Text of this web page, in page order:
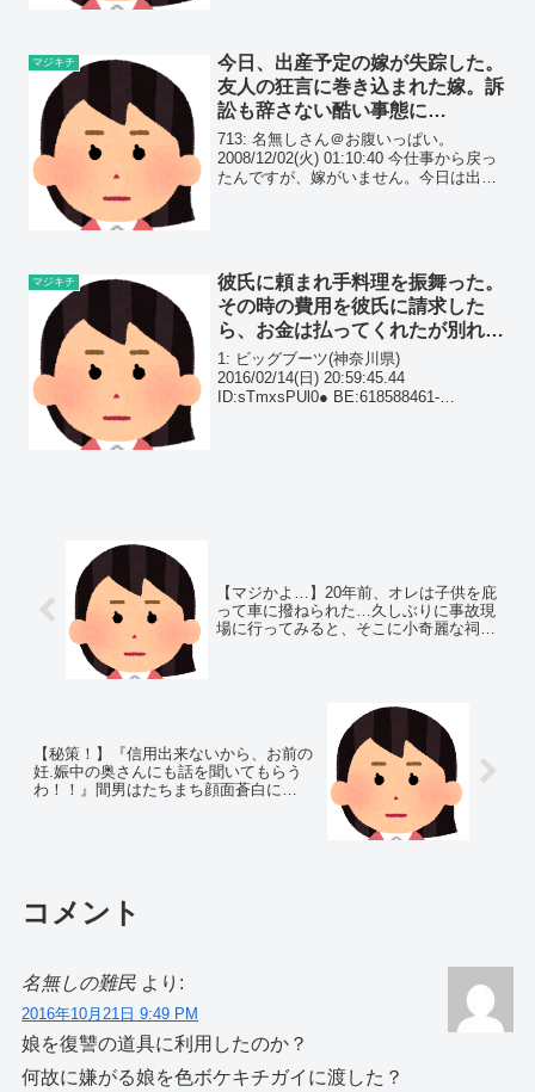
マジキチ
今日、出産予定の嫁が失踪した。
友人の狂言に巻き込まれた嫁。訴
訟も辞さない酷い事態に…
713: 名無しさん＠お腹いっぱい。
2008/12/02(火) 01:10:40 今仕事から戻っ
たんですが、嫁がいません。今日は出産
マジキチ
彼氏に頼まれ手料理を振舞った。
その時の費用を彼氏に請求した
ら、お金は払ってくれたが別れ話
をされたんだが…
1: ビッグブーツ(神奈川県)
2016/02/14(日) 20:59:45.44
ID:sTmxsPUl0● BE:618588461-
【マジかよ…】20年前、オレは子供を庇
って車に撥ねられた…久しぶりに事故現
場に行ってみると、そこに小奇麗な祠が
【秘策！】『信用出来ないから、お前の
妊.娠中の奥さんにも話を聞いてもらう
わ！！』間男はたちまち顔面蒼白に…
コメント
名無しの難民 より:
2016年10月21日 9:49 PM
娘を復讐の道具に利用したのか？
何故に嫌がる娘を色ボケキチガイに渡した？